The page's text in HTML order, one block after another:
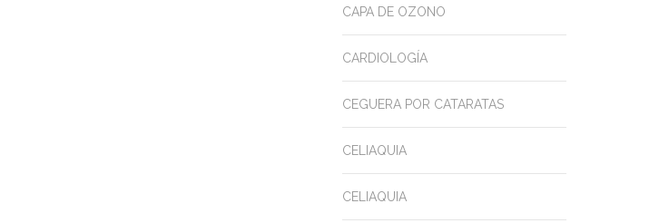
CAPA DE OZONO
CARDIOLOGÍA
CEGUERA POR CATARATAS
CELIAQUIA
CELIAQUIA